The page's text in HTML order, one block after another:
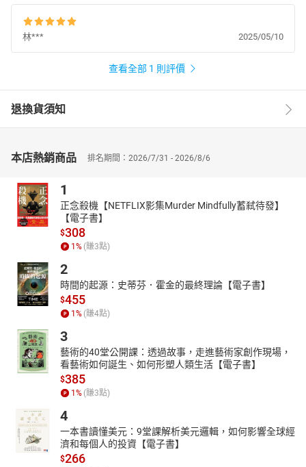
林*** 2025/05/10
查看全部 1 則評價
退換貨須知
本店熱銷商品 排名期間：2026/7/31 - 2026/8/6
1
正念殺機【NETFLIX影集Murder Mindfully蓄弒待發】
【電子書】
$308
1 % (賺3點)
2
時間的起源：史蒂芬．霍金的最終理論【電子書】
$455
1 % (賺4點)
3
藝術的40堂公開課：透過故事，走進藝術家創作現場，
看藝術如何誕生、如何形塑人類生活【電子書】
$385
1 % (賺3點)
4
一本書讀懂美元：9堂課解析美元邏輯，如何影響全球經
濟和每個人的投資【電子書】
$266